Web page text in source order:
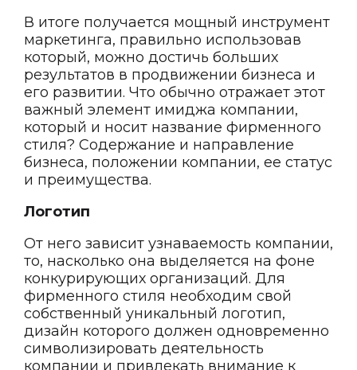
В итоге получается мощный инструмент
маркетинга, правильно использовав
который, можно достичь больших
результатов в продвижении бизнеса и
его развитии. Что обычно отражает этот
важный элемент имиджа компании,
который и носит название фирменного
стиля? Содержание и направление
бизнеса, положении компании, ее статус
и преимущества.
Логотип
От него зависит узнаваемость компании,
то, насколько она выделяется на фоне
конкурирующих организаций. Для
фирменного стиля необходим свой
собственный уникальный логотип,
дизайн которого должен одновременно
символизировать деятельность
компании и привлекать внимание к